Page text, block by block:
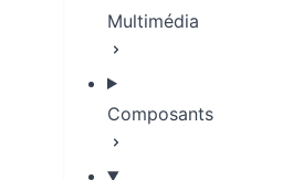
Multimédia
Composants